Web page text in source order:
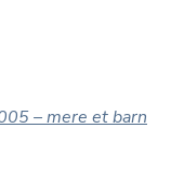
– mere et barn